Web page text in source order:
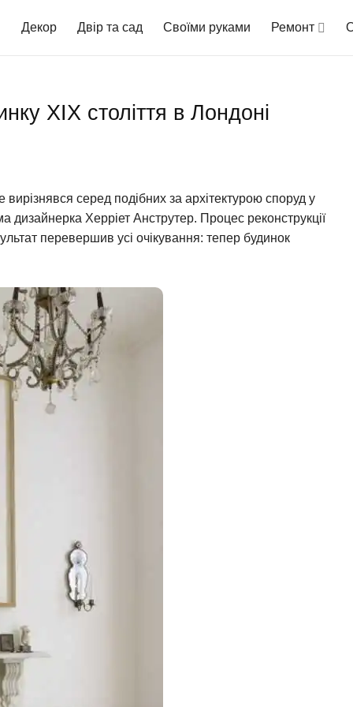
Декор Двір та сад Своїми руками Ремонт
XIX століття в Лондоні
серед подібних за архітектурою споруд у
Херріет Анструтер. Процес реконструкції
перевершив усі очікування: тепер будинок